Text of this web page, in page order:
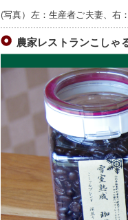
(写真）左：生産者ご夫妻、右
農家レストランこしゃ